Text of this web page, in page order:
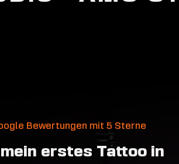
Bewertungen mit 5 Sterne
mein erstes Tattoo in